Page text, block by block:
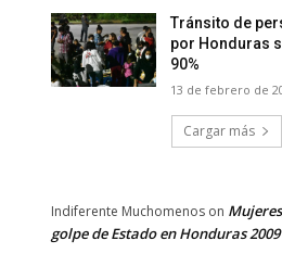
Tránsito de
por Honduras
90%
13 de febrero de
Cargar más
Indiferente Muchomenos on
golpe de Estado en Honduras 2009